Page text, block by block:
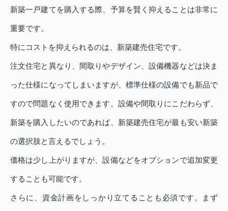
新築一戸建てを購入する際、予算を賢く抑えることは非常に
重要です。
特にコストを抑えられるのは、新築建売住宅です。
注文住宅と異なり、間取りやデザイン、設備機器などは決ま
った仕様になってしまいますが、標準仕様の設備でも新品で
すので問題なく使用できます。設備や間取りにこだわらず、
新築を購入したいのであれば、新築建売住宅が最も安い新築
の選択肢と言えるでしょう。
価格は少し上がりますが、設備などをオプションで追加変更
することも可能です。
さらに、資金計画をしっかり立てることも必須です。まず